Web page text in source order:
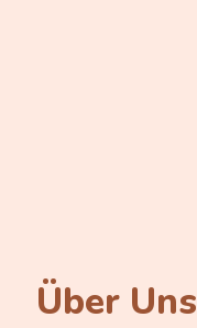
Über Uns